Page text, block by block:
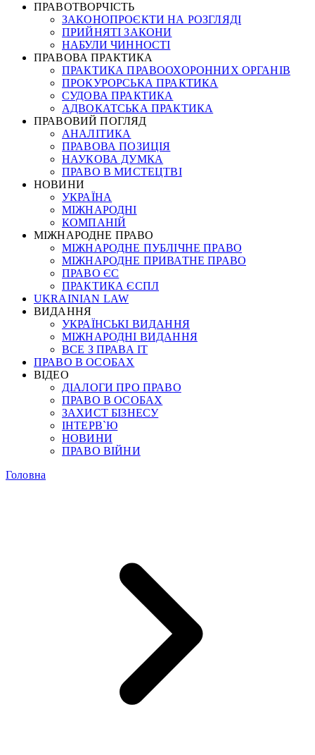
ПРАВОТВОРЧІСТЬ
ЗАКОНОПРОЄКТИ НА РОЗГЛЯДІ
ПРИЙНЯТІ ЗАКОНИ
НАБУЛИ ЧИННОСТІ
ПРАВОВА ПРАКТИКА
ПРАКТИКА ПРАВООХОРОННИХ ОРГАНІВ
ПРОКУРОРСЬКА ПРАКТИКА
СУДОВА ПРАКТИКА
АДВОКАТСЬКА ПРАКТИКА
ПРАВОВИЙ ПОГЛЯД
АНАЛІТИКА
ПРАВОВА ПОЗИЦІЯ
НАУКОВА ДУМКА
ПРАВО В МИСТЕЦТВІ
НОВИНИ
УКРАЇНА
МІЖНАРОДНІ
КОМПАНІЙ
МІЖНАРОДНЕ ПРАВО
МІЖНАРОДНЕ ПУБЛІЧНЕ ПРАВО
МІЖНАРОДНЕ ПРИВАТНЕ ПРАВО
ПРАВО ЄС
ПРАКТИКА ЄСПЛ
UKRAINIAN LAW
ВИДАННЯ
УКРАЇНСЬКІ ВИДАННЯ
МІЖНАРОДНІ ВИДАННЯ
ВСЕ З ПРАВА ІТ
ПРАВО В ОСОБАХ
ВІДЕО
ДІАЛОГИ ПРО ПРАВО
ПРАВО В ОСОБАХ
ЗАХИСТ БІЗНЕСУ
ІНТЕРВ`Ю
НОВИНИ
ПРАВО ВІЙНИ
Головна